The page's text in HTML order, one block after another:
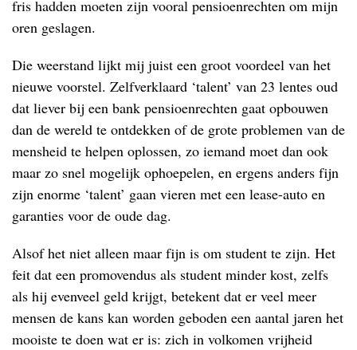
fris hadden moeten zijn vooral pensioenrechten om mijn
oren geslagen.
Die weerstand lijkt mij juist een groot voordeel van het
nieuwe voorstel. Zelfverklaard ‘talent’ van 23 lentes oud
dat liever bij een bank pensioenrechten gaat opbouwen
dan de wereld te ontdekken of de grote problemen van de
mensheid te helpen oplossen, zo iemand moet dan ook
maar zo snel mogelijk ophoepelen, en ergens anders fijn
zijn enorme ‘talent’ gaan vieren met een lease-auto en
garanties voor de oude dag.
Alsof het niet alleen maar fijn is om student te zijn. Het
feit dat een promovendus als student minder kost, zelfs
als hij evenveel geld krijgt, betekent dat er veel meer
mensen de kans kan worden geboden een aantal jaren het
mooiste te doen wat er is: zich in volkomen vrijheid